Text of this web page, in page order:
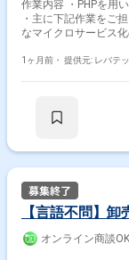
作業内容 ・PHPを用
・主に下記作業をご担当いただきます
なマイクロサービス化の推進 -障害対応、仕様考察、実
1ヶ月前・ 提供元: レバテ
【言語不問】
オンライン商談OK